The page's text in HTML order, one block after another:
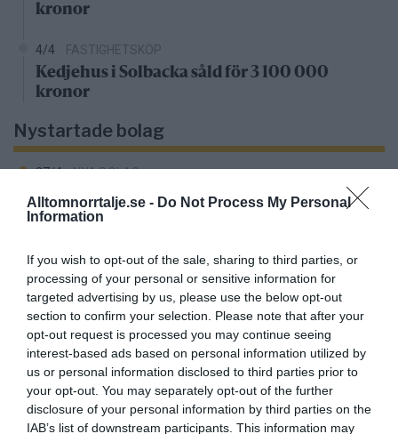
Alltomnorrtalje.se - Do Not Process My Personal
Information
If you wish to opt-out of the sale, sharing to third parties, or
processing of your personal or sensitive information for
targeted advertising by us, please use the below opt-out
section to confirm your selection. Please note that after your
opt-out request is processed you may continue seeing
interest-based ads based on personal information utilized by
us or personal information disclosed to third parties prior to
your opt-out. You may separately opt-out of the further
disclosure of your personal information by third parties on the
IAB’s list of downstream participants. This information may
kronor
4/4 FASTIGHETSKÖP
Kedjehus i Solbacka såld för 3 100 000
kronor
Nystartade bolag
27/4 NYA BOLAG
KGT Fastighet AB registrerat –
fastighetsbolag i Rimbo
16/4 NYA BOLAG
Panthalassa Åre AB registrerat –
fastighetsförvaltning i Yxlan
25/3 NYA BOLAG
Nytt fastighetsförvaltningsbolag registerat i
Norrtälje
25/3 NYA BOLAG